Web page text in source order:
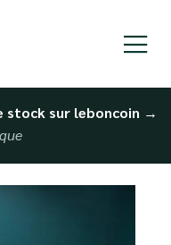
stock sur leboncoin →